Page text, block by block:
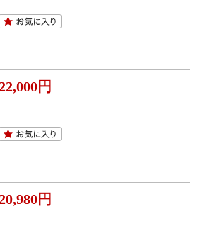
円
円